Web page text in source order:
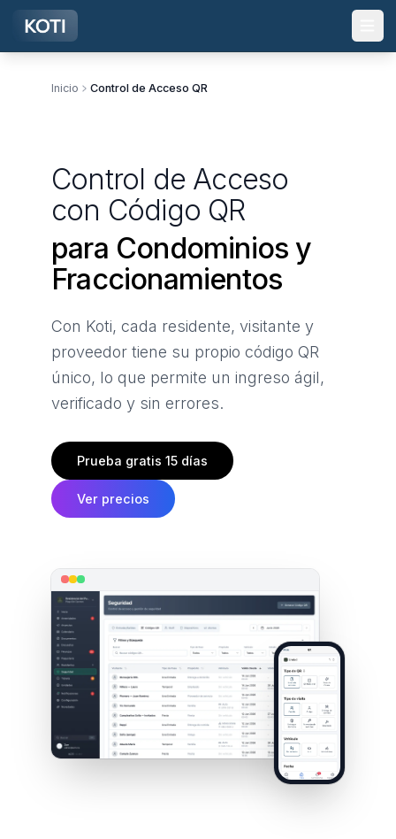
Ir al contenido principal
Inicio Control de Acceso QR
Control de Acceso
con Código QR
para Condominios y
Fraccionamientos
Con Koti, cada residente, visitante y
proveedor tiene su propio código QR
único, lo que permite un ingreso ágil,
verificado y sin errores.
Prueba gratis 15 días
Ver precios